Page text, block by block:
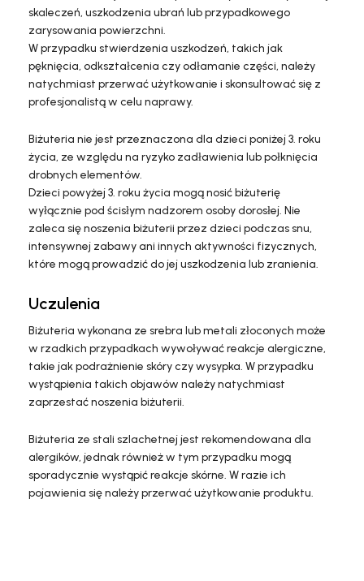
skaleczeń, uszkodzenia ubrań lub przypadkowego
zarysowania powierzchni.
W przypadku stwierdzenia uszkodzeń, takich jak
pęknięcia, odkształcenia czy odłamanie części, należy
natychmiast przerwać użytkowanie i skonsultować się z
profesjonalistą w celu naprawy.
Biżuteria nie jest przeznaczona dla dzieci poniżej 3. roku
życia, ze względu na ryzyko zadławienia lub połknięcia
drobnych elementów.
Dzieci powyżej 3. roku życia mogą nosić biżuterię
wyłącznie pod ścisłym nadzorem osoby dorosłej. Nie
zaleca się noszenia biżuterii przez dzieci podczas snu,
intensywnej zabawy ani innych aktywności fizycznych,
które mogą prowadzić do jej uszkodzenia lub zranienia.
Uczulenia
Biżuteria wykonana ze srebra lub metali złoconych może
w rzadkich przypadkach wywoływać reakcje alergiczne,
takie jak podrażnienie skóry czy wysypka. W przypadku
wystąpienia takich objawów należy natychmiast
zaprzestać noszenia biżuterii.
Biżuteria ze stali szlachetnej jest rekomendowana dla
alergików, jednak również w tym przypadku mogą
sporadycznie wystąpić reakcje skórne. W razie ich
pojawienia się należy przerwać użytkowanie produktu.